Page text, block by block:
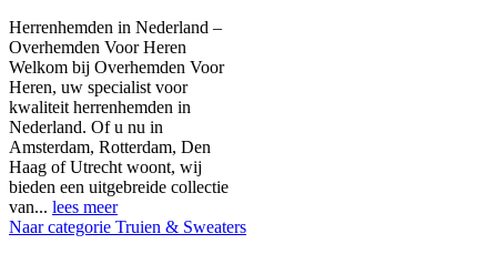
Herrenhemden in Nederland –
Overhemden Voor Heren
Welkom bij Overhemden Voor
Heren, uw specialist voor
kwaliteit herrenhemden in
Nederland. Of u nu in
Amsterdam, Rotterdam, Den
Haag of Utrecht woont, wij
bieden een uitgebreide collectie
van... lees meer
Naar categorie Truien & Sweaters